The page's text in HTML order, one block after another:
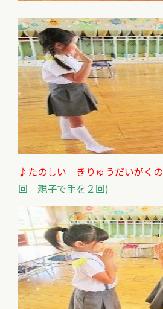
♪たのしい きりゅうだいがくの
回 親子で手を２回)